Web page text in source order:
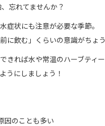
忘れてませんか？
症状にも注意が必要な季節。
に飲む」くらいの意識がちょ
きれば水や常温のハーブティ
うにしましょう！
因のことも多い